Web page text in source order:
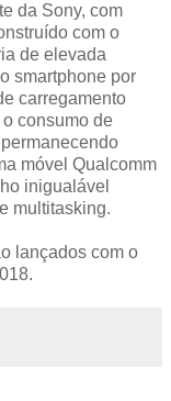
da Sony, com
com o
de elevada
smartphone por
carregamento
consumo de
móvel Qualcomm
inigualável
multitasking.
lançados com o